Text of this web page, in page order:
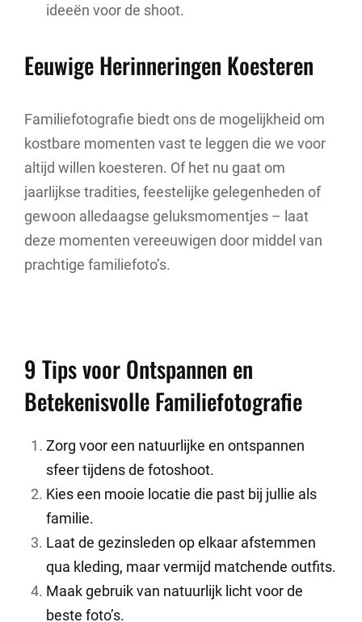
ideeën voor de shoot.
Eeuwige Herinneringen Koesteren
Familiefotografie biedt ons de mogelijkheid om
kostbare momenten vast te leggen die we voor
altijd willen koesteren. Of het nu gaat om
jaarlijkse tradities, feestelijke gelegenheden of
gewoon alledaagse geluksmomentjes – laat
deze momenten vereeuwigen door middel van
prachtige familiefoto’s.
9 Tips voor Ontspannen en
Betekenisvolle Familiefotografie
Zorg voor een natuurlijke en ontspannen
sfeer tijdens de fotoshoot.
Kies een mooie locatie die past bij jullie als
familie.
Laat de gezinsleden op elkaar afstemmen
qua kleding, maar vermijd matchende outfits.
Maak gebruik van natuurlijk licht voor de
beste foto’s.